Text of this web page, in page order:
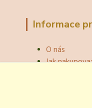
Informace
O nás
Jak